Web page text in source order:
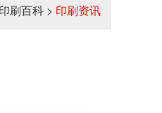
印刷百科 > 印刷资讯